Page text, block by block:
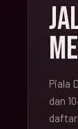
Piala
dan
daftar